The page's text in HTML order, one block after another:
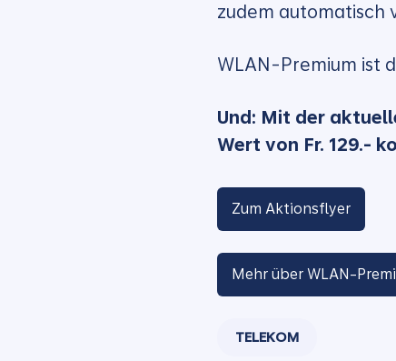
zudem automatisch
WLAN-Premium ist
Und: Mit der
Wert von Fr. 129.-
Zum Aktionsflyer
Mehr über WLAN-
TELEKOM